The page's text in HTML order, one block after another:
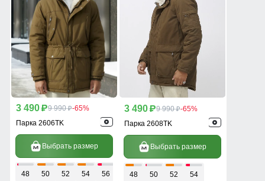
3 490 p9 990 p-65%
Парка 2606TK
Выбрать размер
48 50 52 54 56
3 490 p9 990 p-65%
Парка 2608TK
Выбрать размер
48 50 52 54